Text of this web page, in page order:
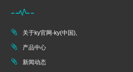
关于ky官网-ky(中国),
产品中心
新闻动态